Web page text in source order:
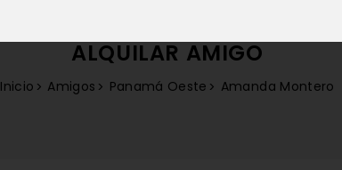
ALQUILAR AMIGO
Inicio Amigos Panamá Oeste Amanda Montero